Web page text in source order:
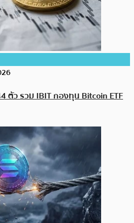
ตัว รวม IBIT กองทุน Bitcoin ETF